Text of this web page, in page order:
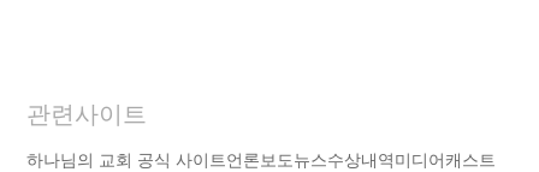
관련사이트
하나님의 교회 공식 사이트언론보도뉴스수상내역미디어캐스트